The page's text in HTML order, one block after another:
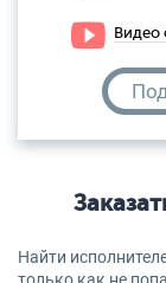
Видео
Найти